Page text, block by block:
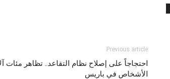
Previous article
احتجاجاً على إصلاح نظام التقاعد.. تظاهر مئات
الأشخاص في باريس